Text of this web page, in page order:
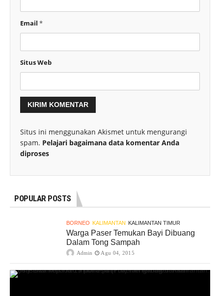
Email *
Situs Web
Situs ini menggunakan Akismet untuk mengurangi
spam. Pelajari bagaimana data komentar Anda
diproses
POPULAR POSTS
BORNEO KALIMANTAN KALIMANTAN TIMUR
Warga Paser Temukan Bayi Dibuang
Dalam Tong Sampah
Admin Agu 04, 2015